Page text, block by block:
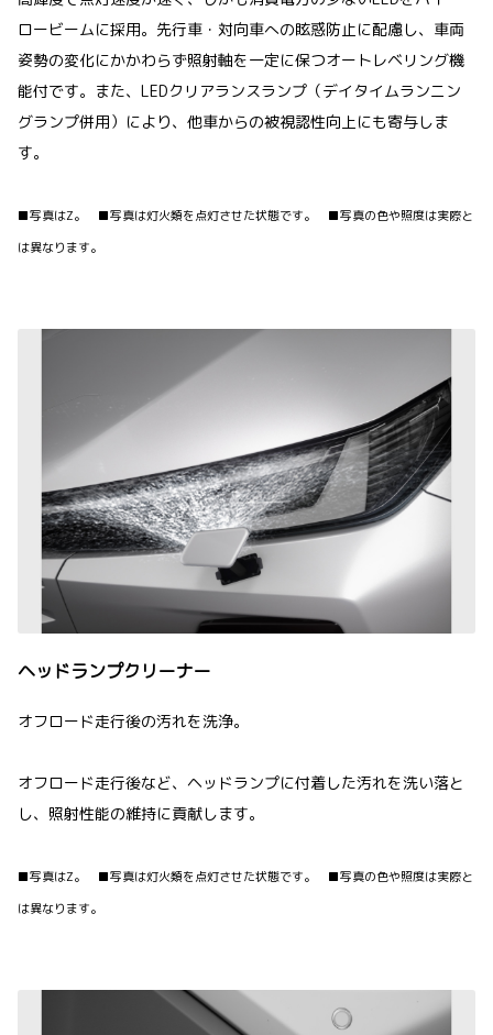
ロービームに採用。先行車・対向車への眩惑防止に配慮し、車両
姿勢の変化にかかわらず照射軸を一定に保つオートレベリング機
能付です。また、LEDクリアランスランプ（デイタイムランニン
グランプ併用）により、他車からの被視認性向上にも寄与しま
す。
■写真はZ。 ■写真は灯火類を点灯させた状態です。 ■写真の色や照度は実際と
は異なります。
ヘッドランプクリーナー
オフロード走行後の汚れを洗浄。
オフロード走行後など、ヘッドランプに付着した汚れを洗い落と
し、照射性能の維持に貢献します。
■写真はZ。 ■写真は灯火類を点灯させた状態です。 ■写真の色や照度は実際と
は異なります。